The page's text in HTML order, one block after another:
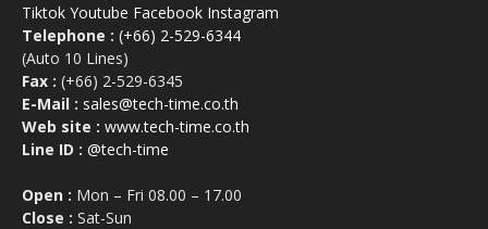
Tiktok Youtube Facebook Instagram
Telephone : (+66) 2-529-6344
(Auto 10 Lines)
Fax : (+66) 2-529-6345
E-Mail : sales@tech-time.co.th
Web site : www.tech-time.co.th
Line ID : @tech-time
Open : Mon – Fri 08.00 – 17.00
Close : Sat-Sun